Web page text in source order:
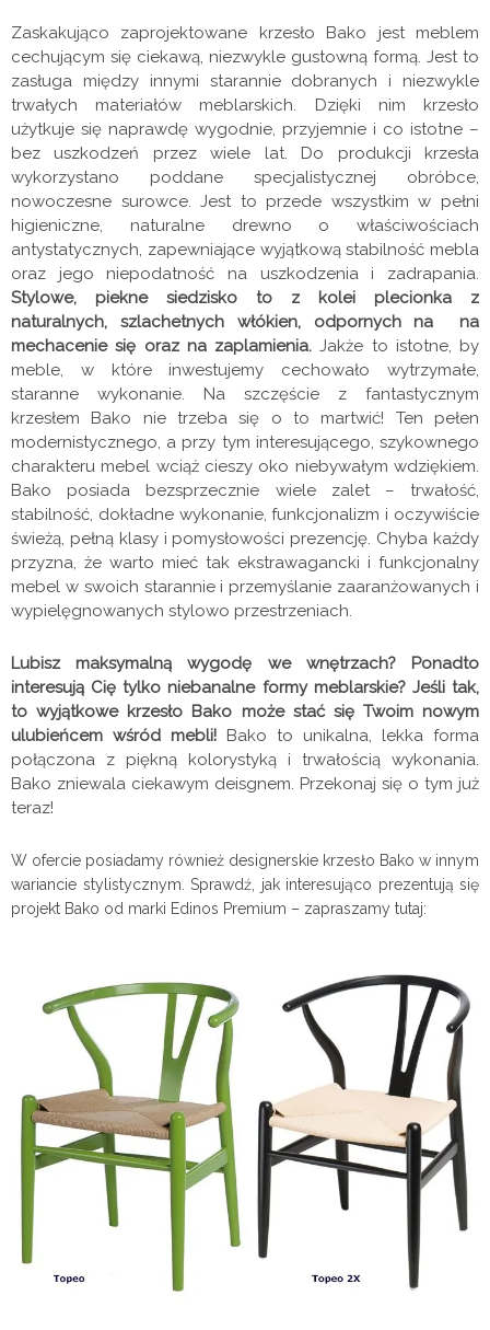
Zaskakująco zaprojektowane krzesło Bako jest meblem
cechującym się ciekawą, niezwykle gustowną formą. Jest to
zasługa między innymi starannie dobranych i niezwykle
trwałych materiałów meblarskich. Dzięki nim krzesło
użytkuje się naprawdę wygodnie, przyjemnie i co istotne –
bez uszkodzeń przez wiele lat. Do produkcji krzesła
wykorzystano poddane specjalistycznej obróbce,
nowoczesne surowce. Jest to przede wszystkim w pełni
higieniczne, naturalne drewno o właściwościach
antystatycznych, zapewniające wyjątkową stabilność mebla
oraz jego niepodatność na uszkodzenia i zadrapania.
Stylowe, piekne siedzisko to z kolei plecionka z
naturalnych, szlachetnych włókien, odpornych na na
mechacenie się oraz na zaplamienia.Jakże to istotne, by
meble, w które inwestujemy cechowało wytrzymałe,
staranne wykonanie. Na szczęście z fantastycznym
krzesłem Bako nie trzeba się o to martwić! Ten pełen
modernistycznego, a przy tym interesującego, szykownego
charakteru mebel wciąż cieszy oko niebywałym wdziękiem.
Bako posiada bezsprzecznie wiele zalet – trwałość,
stabilność, dokładne wykonanie, funkcjonalizm i oczywiście
świeżą, pełną klasy i pomysłowości prezencję. Chyba każdy
przyzna, że warto mieć tak ekstrawagancki i funkcjonalny
mebel w swoich starannie i przemyślanie zaaranżowanych i
wypielęgnowanych stylowo przestrzeniach.
Lubisz maksymalną wygodę we wnętrzach? Ponadto
interesują Cię tylko niebanalne formy meblarskie? Jeśli tak,
to wyjątkowe krzesło Bako może stać się Twoim nowym
ulubieńcem wśród mebli! Bako to unikalna, lekka forma
połączona z piękną kolorystyką i trwałością wykonania.
Bako zniewala ciekawym deisgnem. Przekonaj się o tym już
teraz!
W ofercie posiadamy również designerskie krzesło Bako w innym
wariancie stylistycznym. Sprawdź, jak interesująco prezentują się
projekt Bako od marki Edinos Premium – zapraszamy tutaj: